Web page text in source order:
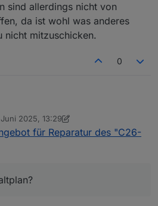
sind allerdings nicht von
da ist wohl was anderes
nicht mitzuschicken.
0
so aus, als ob er eine ähnliche
die betroffenen Schalter sind, kann
sind allerdings nicht von
2025, 13:29
Homoran6. Okt. 2025, 15:38
für Reparatur des "C26-